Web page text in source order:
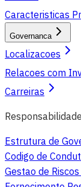
Caracteristicas
Governanca
Localizacoes
Relacoes com
Carreiras
Estrutura de
Codigo de
Gestao de